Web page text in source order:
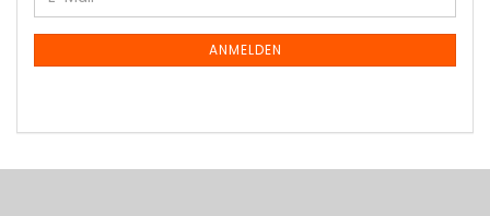
ZUR
NEWSLETTER-
Mail
ANMELDEN